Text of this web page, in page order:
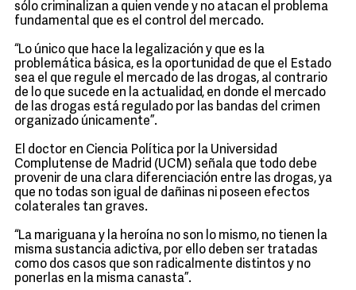
sólo criminalizan a quien vende y no atacan el problema
fundamental que es el control del mercado.
“Lo único que hace la legalización y que es la
problemática básica, es la oportunidad de que el Estado
sea el que regule el mercado de las drogas, al contrario
de lo que sucede en la actualidad, en donde el mercado
de las drogas está regulado por las bandas del crimen
organizado únicamente”.
El doctor en Ciencia Política por la Universidad
Complutense de Madrid (UCM) señala que todo debe
provenir de una clara diferenciación entre las drogas, ya
que no todas son igual de dañinas ni poseen efectos
colaterales tan graves.
“La mariguana y la heroína no son lo mismo, no tienen la
misma sustancia adictiva, por ello deben ser tratadas
como dos casos que son radicalmente distintos y no
ponerlas en la misma canasta”.